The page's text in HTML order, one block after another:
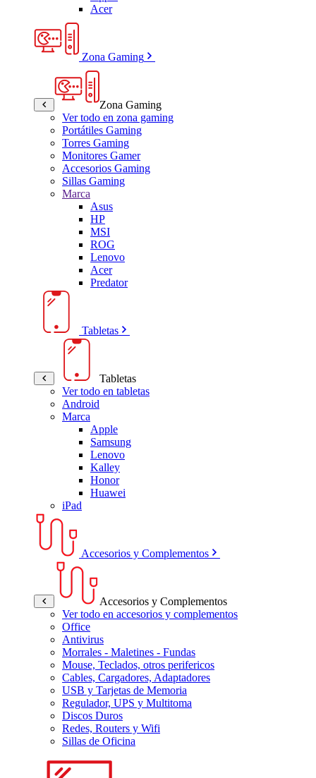
Acer
Zona Gaming
Zona Gaming
Ver todo en zona gaming
Portátiles Gaming
Torres Gaming
Monitores Gamer
Accesorios Gaming
Sillas Gaming
Marca
Asus
HP
MSI
ROG
Lenovo
Acer
Predator
Tabletas
Tabletas
Ver todo en tabletas
Android
Marca
Apple
Samsung
Lenovo
Kalley
Honor
Huawei
iPad
Accesorios y Complementos
Accesorios y Complementos
Ver todo en accesorios y complementos
Office
Antivirus
Morrales - Maletines - Fundas
Mouse, Teclados, otros perifericos
Cables, Cargadores, Adaptadores
USB y Tarjetas de Memoria
Regulador, UPS y Multitoma
Discos Duros
Redes, Routers y Wifi
Sillas de Oficina